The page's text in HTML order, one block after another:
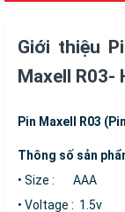
Giới thiệu
Maxell R03-
Pin Maxell R03
Thông số sản
• Size : AAA
• Voltage : 1.5v